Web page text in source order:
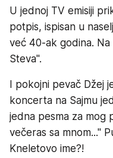
U jednoj TV emisiji
potpis, ispisan u
već 40-ak godina. Na
Steva".
I pokojni pevač Džej
koncerta na Sajmu
jedna pesma za mog
večeras sa mnom..."
Kneletovo ime?!